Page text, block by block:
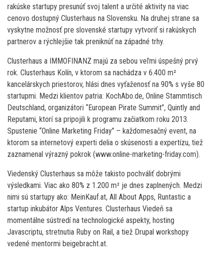
rakúske startupy presunúť svoj talent a určité aktivity na viac
cenovo dostupný Clusterhaus na Slovensku. Na druhej strane sa
vyskytne možnosť pre slovenské startupy vytvoriť si rakúskych
partnerov a rýchlejšie tak preniknúť na západné trhy.
Clusterhaus a IMMOFINANZ majú za sebou veľmi úspešný prvý
rok. Clusterhaus Kolín, v ktorom sa nachádza v 6.400 m²
kancelárskych priestorov, hlási dnes vyťaženosť na 90% s vyše 80
startupmi. Medzi klientov patria: KochAbo.de, Online Stammtisch
Deutschland, organizátori “European Pirate Summit”, Quintly and
Reputami, ktorí sa pripojili k programu začiatkom roku 2013.
Spustenie “Online Marketing Friday” – každomesačný event, na
ktorom sa internetový experti delia o skúsenosti a expertízu, tiež
zaznamenal výrazný pokrok (www.online-marketing-friday.com).
Viedenský Clusterhaus sa môže takisto pochváliť dobrými
výsledkami. Viac ako 80% z 1.200 m² je dnes zaplnených. Medzi
nimi sú startupy ako: MeinKauf.at, All About Apps, Runtastic a
startup inkubátor Alps Ventures. Clusterhaus Viedeň sa
momentálne sústredí na technologické aspekty, hosting
Javascriptu, stretnutia Ruby on Rail, a tiež Drupal workshopy
vedené mentormi beigebracht.at.